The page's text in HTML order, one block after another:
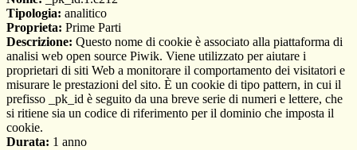
Tipologia: analitico
Proprieta: Prime Parti
Descrizione: Questo nome di cookie è associato alla piattaforma di
analisi web open source Piwik. Viene utilizzato per aiutare i
proprietari di siti Web a monitorare il comportamento dei visitatori e
misurare le prestazioni del sito. È un cookie di tipo pattern, in cui il
prefisso _pk_id è seguito da una breve serie di numeri e lettere, che
si ritiene sia un codice di riferimento per il dominio che imposta il
cookie.
Durata: 1 anno